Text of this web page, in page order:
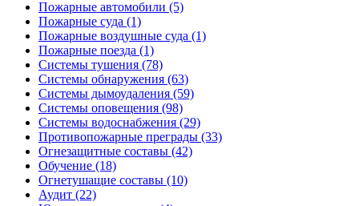
Пожарные автомобили (5)
Пожарные суда (1)
Пожарные воздушные суда (1)
Пожарные поезда (1)
Системы тушения (78)
Системы обнаружения (63)
Системы дымоудаления (59)
Системы оповещения (98)
Системы водоснабжения (29)
Противопожарные преграды (33)
Огнезащитные составы (42)
Обучение (18)
Огнетушащие составы (10)
Аудит (22)